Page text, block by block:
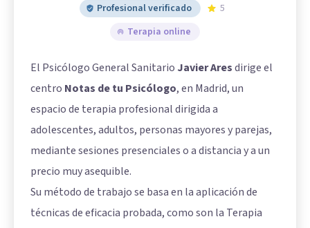
Profesional verificado
5
Terapia online
El Psicólogo General Sanitario Javier Aresdirige el
centro Notas de tu Psicólogo, en Madrid, un
espacio de terapia profesional dirigida a
adolescentes, adultos, personas mayores y parejas,
mediante sesiones presenciales o a distancia y a un
precio muy asequible.
Su método de trabajo se basa en la aplicación de
técnicas de eficacia probada, como son la Terapia